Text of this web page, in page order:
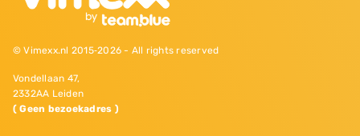
© Vimexx.nl 2015‐2026 - All rights reserved
Vondellaan 47,
2332AA Leiden
( Geen bezoekadres )